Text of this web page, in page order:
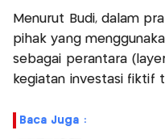
Menurut Budi, dalam
pihak yang
sebagai perantara
kegiatan investasi fiktif
Baca Juga :